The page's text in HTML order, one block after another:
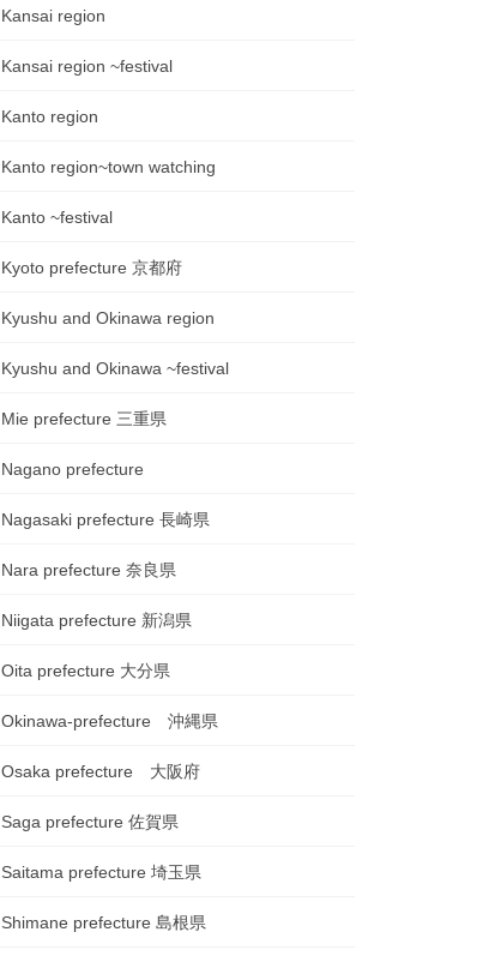
Kansai region
Kansai region ~festival
Kanto region
Kanto region~town watching
Kanto ~festival
Kyoto prefecture 京都府
Kyushu and Okinawa region
Kyushu and Okinawa ~festival
Mie prefecture 三重県
Nagano prefecture
Nagasaki prefecture 長崎県
Nara prefecture 奈良県
Niigata prefecture 新潟県
Oita prefecture 大分県
Okinawa-prefecture 沖縄県
Osaka prefecture 大阪府
Saga prefecture 佐賀県
Saitama prefecture 埼玉県
Shimane prefecture 島根県